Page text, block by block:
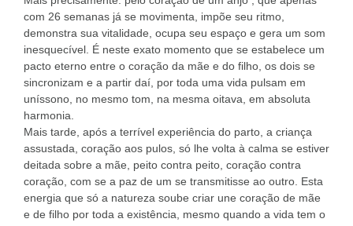
com 26 semanas já se movimenta, impõe seu ritmo,
demonstra sua vitalidade, ocupa seu espaço e gera um som
inesquecível. É neste exato momento que se estabelece um
pacto eterno entre o coração da mãe e do filho, os dois se
sincronizam e a partir daí, por toda uma vida pulsam em
uníssono, no mesmo tom, na mesma oitava, em absoluta
harmonia.
Mais tarde, após a terrível experiência do parto, a criança
assustada, coração aos pulos, só lhe volta à calma se estiver
deitada sobre a mãe, peito contra peito, coração contra
coração, com se a paz de um se transmitisse ao outro. Esta
energia que só a natureza soube criar une coração de mãe
e de filho por toda a existência, mesmo quando a vida tem o